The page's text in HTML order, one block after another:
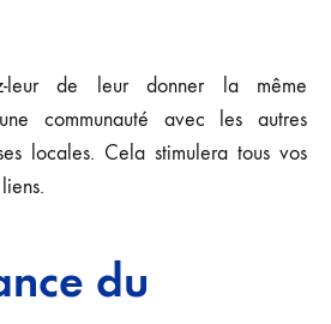
leur de leur donner la même
communauté avec les autres
locales. Cela stimulera tous vos
du